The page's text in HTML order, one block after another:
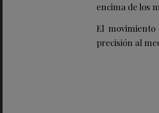
encima de los
El movimiento
precisión al